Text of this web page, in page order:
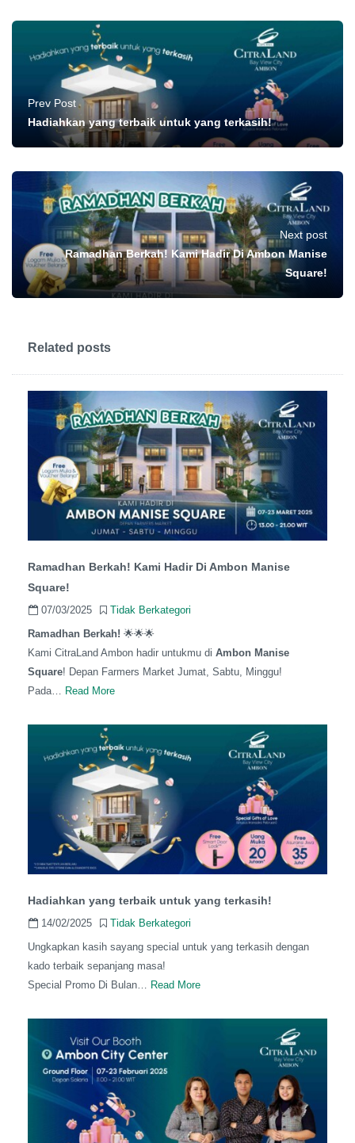
Prev Post
Hadiahkan yang terbaik untuk yang terkasih!
Next post
Ramadhan Berkah! Kami Hadir Di Ambon Manise
Square!
Related posts
Ramadhan Berkah! Kami Hadir Di Ambon Manise
Square!
07/03/2025
Tidak Berkategori
Ramadhan Berkah! 🌟🌟🌟
Kami CitraLand Ambon hadir untukmu di Ambon Manise
Square! Depan Farmers Market Jumat, Sabtu, Minggu!
Pada… Read More
Hadiahkan yang terbaik untuk yang terkasih!
14/02/2025
Tidak Berkategori
Ungkapkan kasih sayang special untuk yang terkasih dengan
kado terbaik sepanjang masa!
Special Promo Di Bulan… Read More